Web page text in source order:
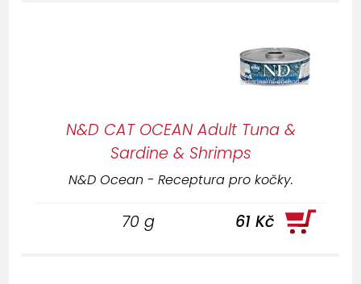
N&D CAT OCEAN Adult Tuna &
Sardine & Shrimps
N&D Ocean - Receptura pro kočky.
70 g 61 Kč